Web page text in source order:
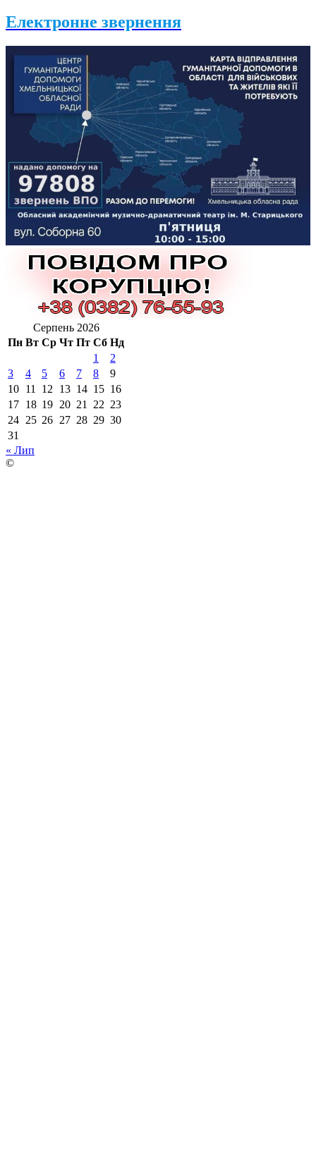
Електронне звернення
Серпень 2026
Пн Вт Ср Чт Пт Сб Нд
1
2
3
4 5 6 7 8
9
10 11 12 13 14 15 16
17 18 19 20 21 22 23
24 25 26 27 28 29 30
31
« Лип
©